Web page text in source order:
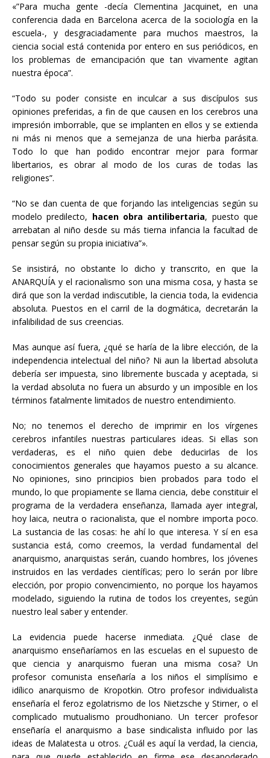
«”Para mucha gente -decía Clementina Jacquinet, en una
conferencia dada en Barcelona acerca de la sociología en la
escuela-, y desgraciadamente para muchos maestros, la
ciencia social está contenida por entero en sus periódicos, en
los problemas de emancipación que tan vivamente agitan
nuestra época”.
“Todo su poder consiste en inculcar a sus discípulos sus
opiniones preferidas, a fin de que causen en los cerebros una
impresión imborrable, que se implanten en ellos y se extienda
ni más ni menos que a semejanza de una hierba parásita.
Todo lo que han podido encontrar mejor para formar
libertarios, es obrar al modo de los curas de todas las
religiones”.
“No se dan cuenta de que forjando las inteligencias según su
modelo predilecto, hacen obra antilibertaria, puesto que
arrebatan al niño desde su más tierna infancia la facultad de
pensar según su propia iniciativa”».
Se insistirá, no obstante lo dicho y transcrito, en que la
ANARQUÍA y el racionalismo son una misma cosa, y hasta se
dirá que son la verdad indiscutible, la ciencia toda, la evidencia
absoluta. Puestos en el carril de la dogmática, decretarán la
infalibilidad de sus creencias.
Mas aunque así fuera, ¿qué se haría de la libre elección, de la
independencia intelectual del niño? Ni aun la libertad absoluta
debería ser impuesta, sino libremente buscada y aceptada, si
la verdad absoluta no fuera un absurdo y un imposible en los
términos fatalmente limitados de nuestro entendimiento.
No; no tenemos el derecho de imprimir en los vírgenes
cerebros infantiles nuestras particulares ideas. Si ellas son
verdaderas, es el niño quien debe deducirlas de los
conocimientos generales que hayamos puesto a su alcance.
No opiniones, sino principios bien probados para todo el
mundo, lo que propiamente se llama ciencia, debe constituir el
programa de la verdadera enseñanza, llamada ayer integral,
hoy laica, neutra o racionalista, que el nombre importa poco.
La sustancia de las cosas: he ahí lo que interesa. Y sí en esa
sustancia está, como creemos, la verdad fundamental del
anarquismo, anarquistas serán, cuando hombres, los jóvenes
instruidos en las verdades científicas; pero lo serán por libre
elección, por propio convencimiento, no porque los hayamos
modelado, siguiendo la rutina de todos los creyentes, según
nuestro leal saber y entender.
La evidencia puede hacerse inmediata. ¿Qué clase de
anarquismo enseñaríamos en las escuelas en el supuesto de
que ciencia y anarquismo fueran una misma cosa? Un
profesor comunista enseñaría a los niños el simplísimo e
idílico anarquismo de Kropotkin. Otro profesor individualista
enseñaría el feroz egolatrismo de los Nietzsche y Stirner, o el
complicado mutualismo proudhoniano. Un tercer profesor
enseñaría el anarquismo a base sindicalista influido por las
ideas de Malatesta u otros. ¿Cuál es aquí la verdad, la ciencia,